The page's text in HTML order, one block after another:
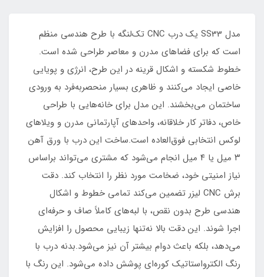
مدل SS33 یک درب CNC تک‌لنگه با طرح هندسی منظم
است که برای فضاهای مدرن و معاصر طراحی شده است.
خطوط شکسته و اشکال قرینه در این طرح، انرژی و پویایی
خاصی ایجاد می‌کنند و ظاهری بسیار منحصربه‌فرد به ورودی
ساختمان می‌بخشند. این مدل برای خانه‌هایی با طراحی
خاص، دفاتر کار خلاقانه، واحدهای آپارتمانی مدرن و ویلاهای
لوکس انتخابی فوق‌العاده است.ساخت این درب با ورق آهن
۳ میل یا ۴ میل انجام می‌شود که مشتری می‌تواند براساس
نیاز امنیتی خود، ضخامت مورد نظر را انتخاب کند. دقت
برش CNC لیزر تضمین می‌کند تمامی خطوط و اشکال
هندسی طرح بدون نقص، با لبه‌های کاملاً صاف و حرفه‌ای
اجرا شوند. این دقت بالا نه‌تنها زیبایی محصول را افزایش
می‌دهد، بلکه باعث دوام بیشتر آن نیز می‌شود.بدنه درب با
رنگ الکترواستاتیک کوره‌ای پوشش داده می‌شود. این رنگ با